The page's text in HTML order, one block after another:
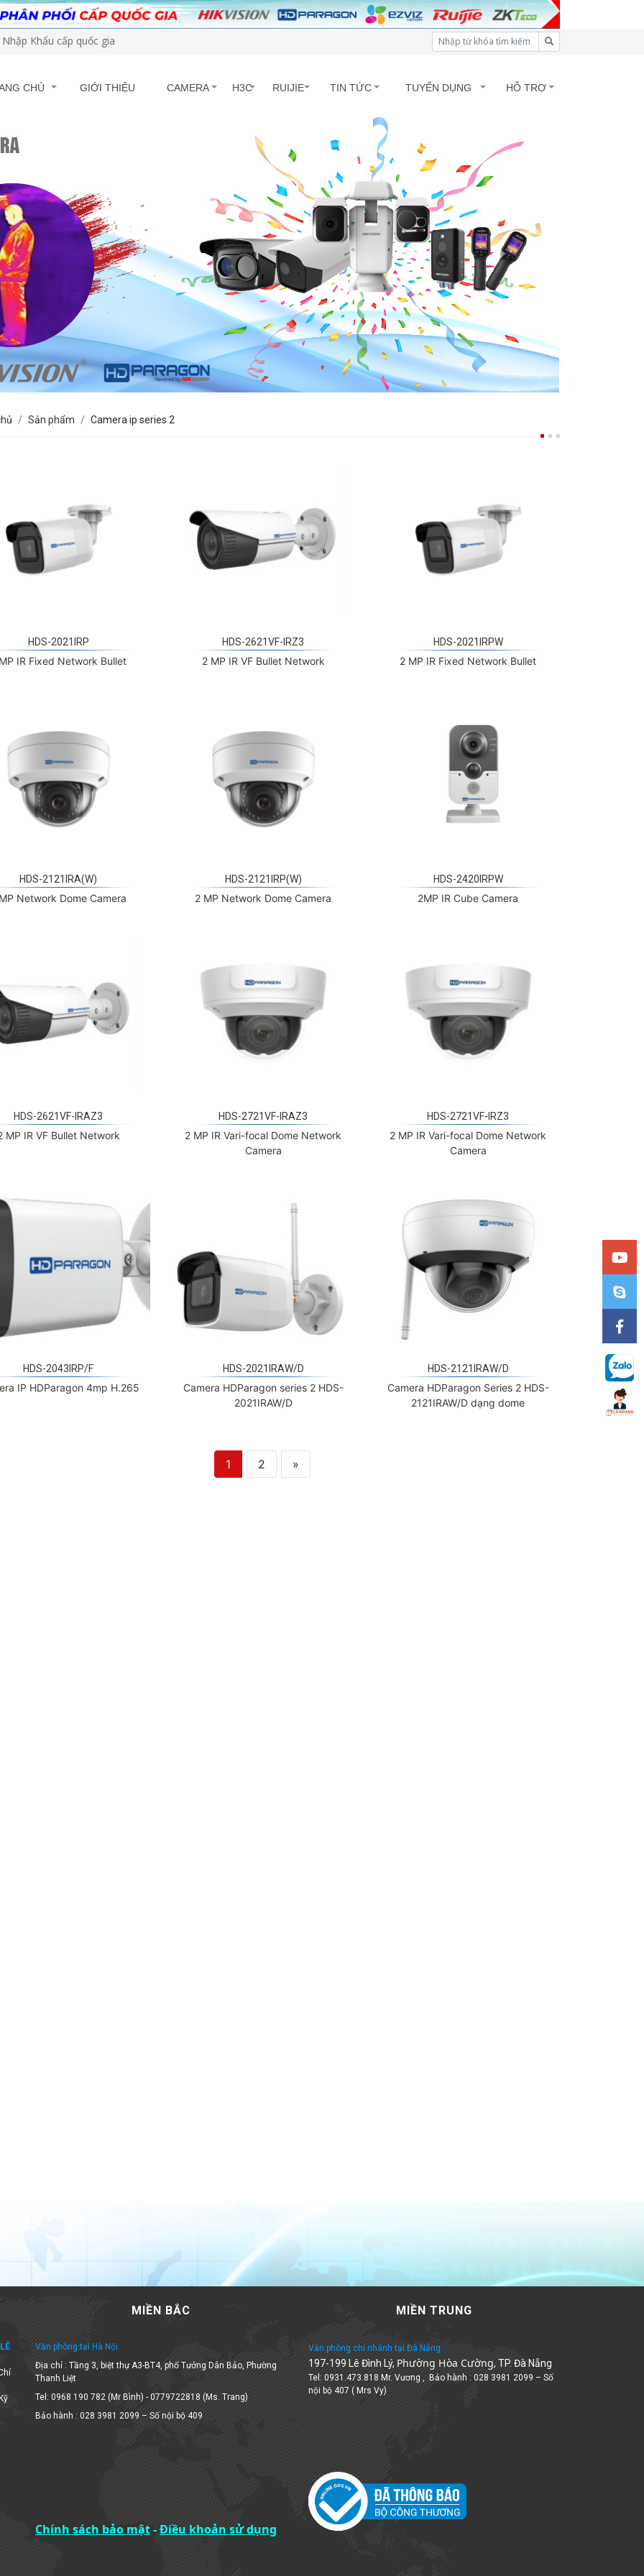
Khẩu cấp quốc gia
CHỦ GIỚI THIỆU CAMERA H3C RUIJIE TIN TỨC TUYỂN DỤNG HỖ TRỢ
Sản phẩm Camera ip series 2
IR Fixed Network Bullet 2 MP IR VF Bullet Network 2 MP IR Fixed Network Bullet
Network Dome Camera 2 MP Network Dome Camera 2MP IR Cube Camera
MP IR VF Bullet Network
2 MP IR Vari-focal Dome Network
Camera
2 MP IR Vari-focal Dome Network
Camera
IP HDParagon 4mp H.265
Camera HDParagon series 2 HDS-
2021IRAW/D
Camera HDParagon Series 2 HDS-
2121IRAW/D dạng dome
MIỀN BẮC
Văn phòng tại Hà Nội
Địa chỉ : Tầng 3, biệt thự A3-BT4, phố Tưởng Dân Bảo, Phường
Thanh Liệt
Tel: 0968 190 782 (Mr Bình) - 0779722818 (Ms. Trang)
Bảo hành : 028 3981 2099 – Số nội bộ 409
Chính sách bảo mật -Điều khoản sử dụng
MIỀN TRUNG
Văn phòng chi nhánh tại Đà Nẵng
197-199 Lê Đình Lý,
Tel: 0931.473.818 Mr. Vương , Bảo hành : 028 3981 2099 – Số
nội bộ 407 ( Mrs Vy)